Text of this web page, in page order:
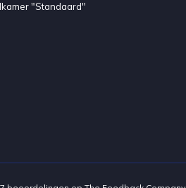
"Standaard"